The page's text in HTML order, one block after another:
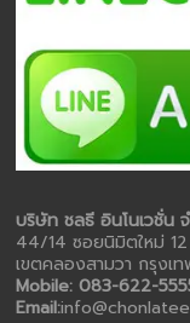
บริษัท ชลธี อินโนเวชั่น
44/14 ซอยนิมิตใหม่
เขตคลองสามวา กรุงเ
Mobile: 083-622-
Email: